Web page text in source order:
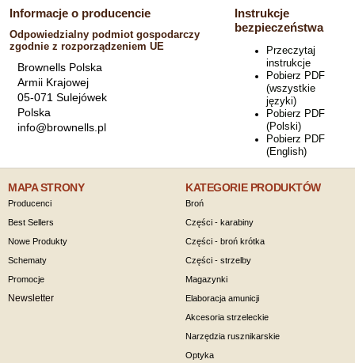
Informacje o producencie
Odpowiedzialny podmiot gospodarczy
zgodnie z rozporządzeniem UE
Brownells Polska
Armii Krajowej
05-071 Sulejówek
Polska
info@brownells.pl
Instrukcje
bezpieczeństwa
Przeczytaj
instrukcje
Pobierz PDF
(wszystkie
języki)
Pobierz PDF
(Polski)
Pobierz PDF
(English)
MAPA STRONY
Producenci
Best Sellers
Nowe Produkty
Schematy
Promocje
Newsletter
KATEGORIE PRODUKTÓW
Broń
Części - karabiny
Części - broń krótka
Części - strzelby
Magazynki
Elaboracja amunicji
Akcesoria strzeleckie
Narzędzia rusznikarskie
Optyka